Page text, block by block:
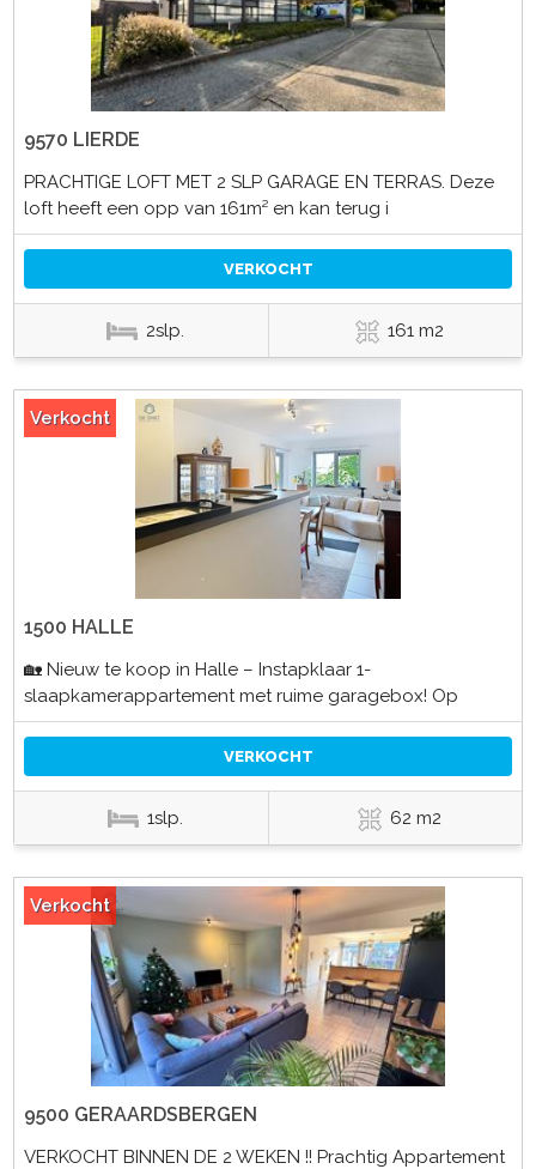
9570 LIERDE
PRACHTIGE LOFT MET 2 SLP GARAGE EN TERRAS. Deze
loft heeft een opp van 161m² en kan terug i
VERKOCHT
2slp. 161 m2
Verkocht
1500 HALLE
🏡 Nieuw te koop in Halle – Instapklaar 1-
slaapkamerappartement met ruime garagebox! Op
VERKOCHT
1slp. 62 m2
Verkocht
9500 GERAARDSBERGEN
VERKOCHT BINNEN DE 2 WEKEN !! Prachtig Appartement